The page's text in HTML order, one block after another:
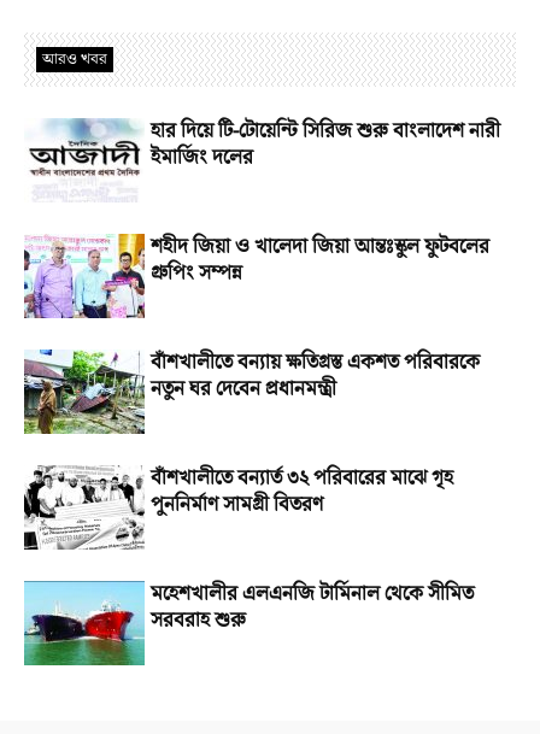
আরও খবর
হার দিয়ে টি-টোয়েন্টি সিরিজ শুরু বাংলাদেশ নারী
ইমার্জিং দলের
শহীদ জিয়া ও খালেদা জিয়া আন্তঃস্কুল ফুটবলের
গ্রুপিং সম্পন্ন
বাঁশখালীতে বন্যায় ক্ষতিগ্রস্ত একশত পরিবারকে
নতুন ঘর দেবেন প্রধানমন্ত্রী
বাঁশখালীতে বন্যার্ত ৩২ পরিবারের মাঝে গৃহ
পুননির্মাণ সামগ্রী বিতরণ
মহেশখালীর এলএনজি টার্মিনাল থেকে সীমিত
সরবরাহ শুরু